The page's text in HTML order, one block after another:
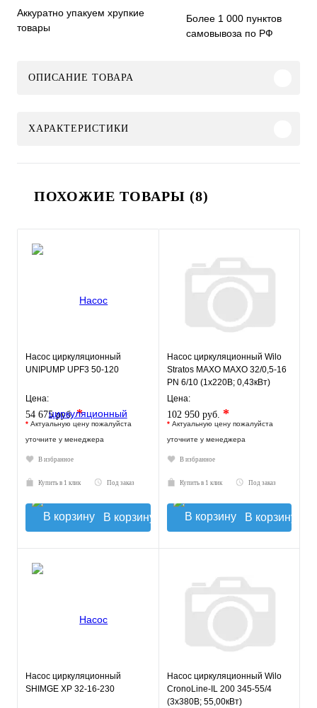
Аккуратно упакуем хрупкие
товары
Более 1 000 пунктов
самовывоза по РФ
ОПИСАНИЕ ТОВАРА
ХАРАКТЕРИСТИКИ
ПОХОЖИЕ ТОВАРЫ (8)
Насос циркуляционный
UNIPUMP UPF3 50-120
Цена:
54 675 руб.*
* Актуальную цену пожалуйста
уточните у менеджера
В избранное
Купить в 1 клик Под заказ
В корзину
Насос циркуляционный Wilo
Stratos MAXO MAXO 32/0,5-16
PN 6/10 (1х220В; 0,43кВт)
Цена:
102 950 руб. *
* Актуальную цену пожалуйста
уточните у менеджера
В избранное
Купить в 1 клик Под заказ
В корзину
Насос циркуляционный
SHIMGE XP 32-16-230
Насос циркуляционный Wilo
CronoLine-IL 200 345-55/4
(3х380В; 55,00кВт)